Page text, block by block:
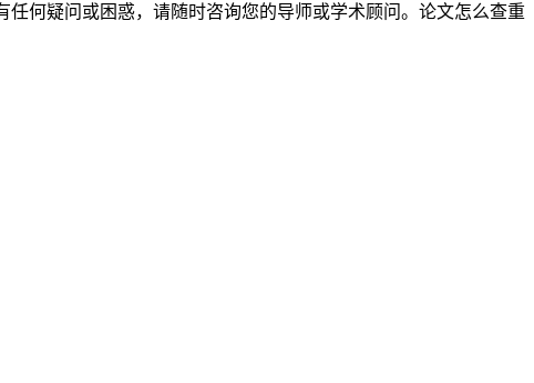
何疑问或困惑，请随时咨询您的导师或学术顾问。论文怎么查重